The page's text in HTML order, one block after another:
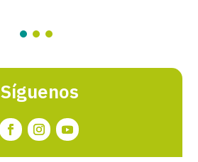
Síguenos